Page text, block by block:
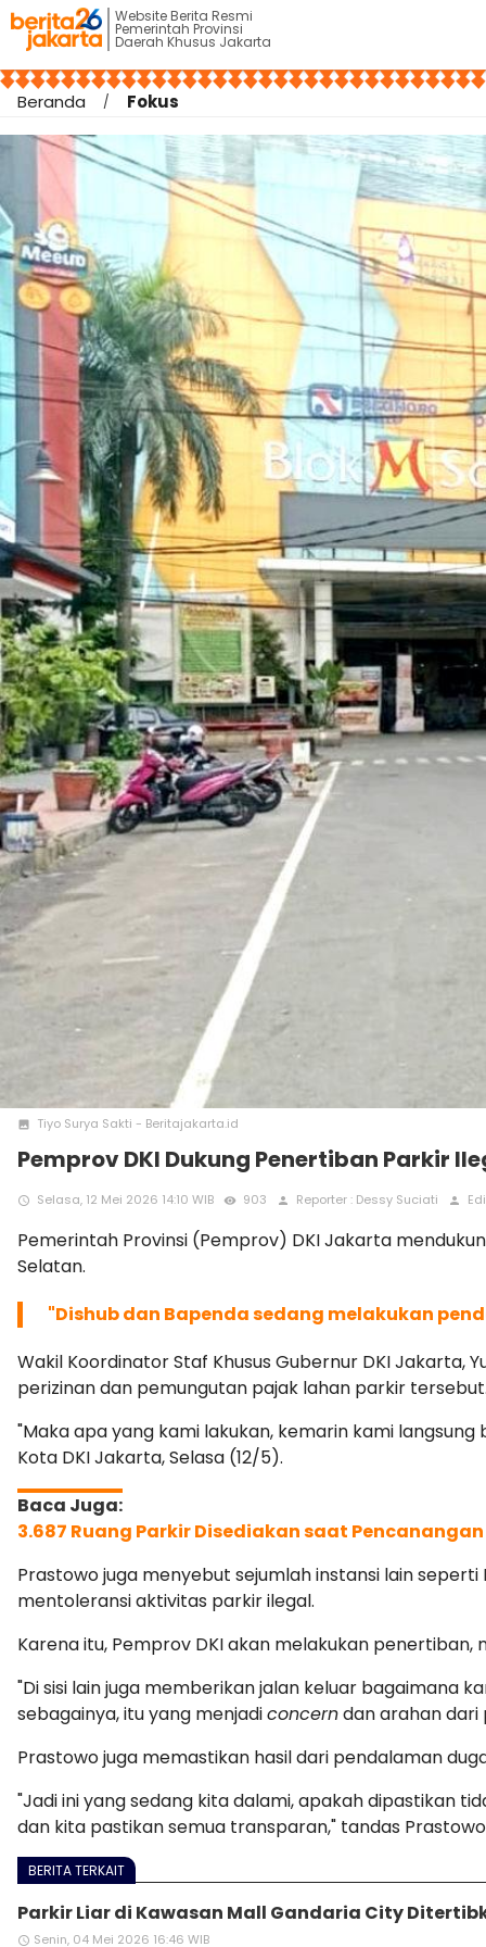
Website Berita Resmi
Pemerintah Provinsi
Daerah Khusus Jakarta
Beranda Fokus
photo Tiyo Surya Sakti - Beritajakarta.id
Pemprov DKI Dukung Penertiban Parkir
access_time Selasa, 12 Mei 2026 14:10 WIB remove_red_eye 903 person Reporter : Dessy Suciati person
Pemerintah Provinsi (Pemprov) DKI Jakarta
Selatan.
"Dishub dan Bapenda sedang melakukan
Wakil Koordinator Staf Khusus Gubernur DKI Jakarta,
perizinan dan pemungutan pajak lahan parkir tersebut.
"Maka apa yang kami lakukan, kemarin kami
Kota DKI Jakarta, Selasa (12/5).
3.687 Ruang Parkir Disediakan saat
Prastowo juga menyebut sejumlah instansi lain
mentoleransi aktivitas parkir ilegal.
Karena itu, Pemprov DKI akan melakukan
"Di sisi lain juga memberikan jalan keluar bagaimana
sebagainya, itu yang menjadiconcerndan arahan dari
Prastowo juga memastikan hasil dari pendalaman
"Jadi ini yang sedang kita dalami, apakah dipastikan
dan kita pastikan semua transparan," tandas
BERITA TERKAIT
Parkir Liar di Kawasan Mall Gandaria City
access_time Senin, 04 Mei 2026 16:46 WIB